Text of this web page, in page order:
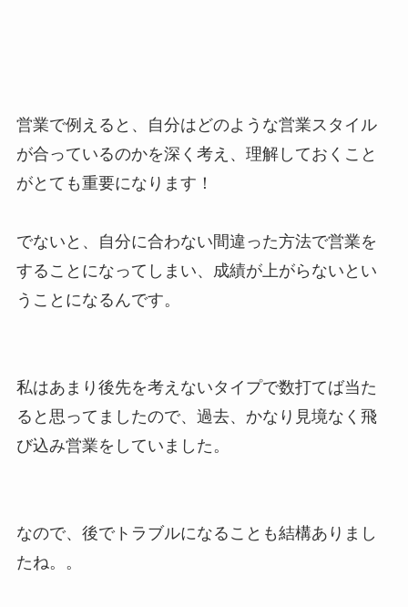
営業で例えると、自分はどのような営業スタイル
が合っているのかを深く考え、理解しておくこと
がとても重要になります！
でないと、自分に合わない間違った方法で営業を
することになってしまい、成績が上がらないとい
うことになるんです。
私はあまり後先を考えないタイプで数打てば当た
ると思ってましたので、過去、かなり見境なく飛
び込み営業をしていました。
なので、後でトラブルになることも結構ありまし
たね。。